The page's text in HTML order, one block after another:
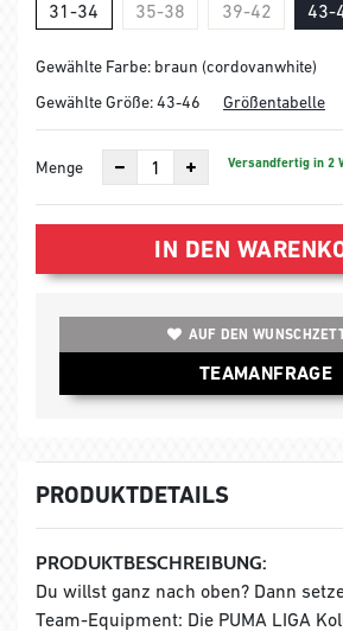
31-34 35-38 39-42 43-
Gewählte Farbe: braun (cordovanwhite)
Gewählte Größe:43-46 Größentabelle
Menge Versandfertig in 2
IN DEN
AUF DEN
TEAMANFRAGE
PRODUKTDETAILS
PRODUKTBESCHREIBUNG:
Du willst ganz nach oben? Dann
Team-Equipment: Die PUMA LIGA